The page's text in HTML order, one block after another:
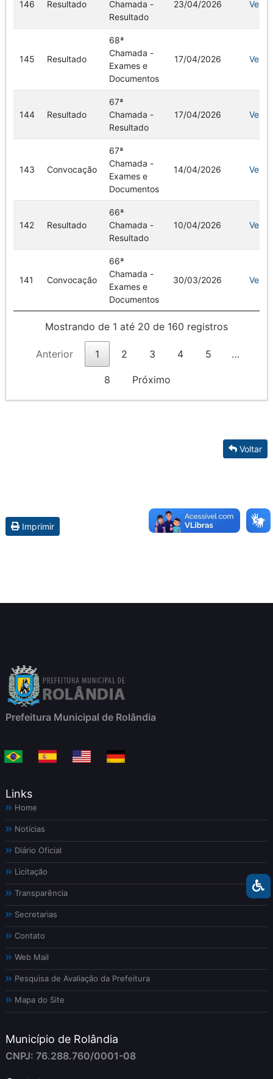
146 Resultado
Chamada -
Resultado
23/04/2026 Ver
145 Resultado
​​​​​​​68ª
Chamada -
Exames e
Documentos
17/04/2026 Ver
144 Resultado
67ª
Chamada -
Resultado
17/04/2026 Ver
143 Convocação
​​​​​​​67ª
Chamada -
Exames e
Documentos
14/04/2026 Ver
142 Resultado
66ª
Chamada -
Resultado
10/04/2026 Ver
141 Convocação
​​​​​​​66ª
Chamada -
Exames e
Documentos
30/03/2026 Ver
Mostrando de 1 até 20 de 160 registros
Anterior 1 2 3 4 5 …
8 Próximo
Voltar
Imprimir
Prefeitura Municipal de Rolândia
Links
Home
Notícias
Diário Oficial
Licitação
Transparência
Secretarias
Contato
Web Mail
Pesquisa de Avaliação da Prefeitura
Mapa do Site
Município de Rolândia
CNPJ: 76.288.760/0001-08